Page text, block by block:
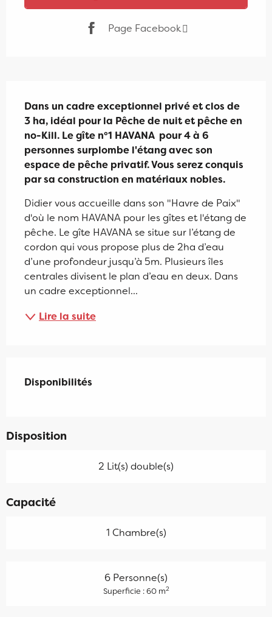
Page Facebook
Dans un cadre exceptionnel privé et clos de
3 ha, idéal pour la Pêche de nuit et pêche en
no-Kill. Le gîte n°1 HAVANA  pour 4 à 6
personnes surplombe l'étang avec son
espace de pêche privatif. Vous serez conquis
par sa construction en matériaux nobles.
Didier vous accueille dans son "Havre de Paix"
d'où le nom HAVANA pour les gîtes et l'étang de
pêche. Le gîte HAVANA se situe sur l’étang de
cordon qui vous propose plus de 2ha d’eau
d’une profondeur jusqu’à 5m. Plusieurs îles
centrales divisent le plan d’eau en deux. Dans
un cadre exceptionnel...
Lire la suite
Disponibilités
Disponibilités
Disposition
2 Lit(s) double(s)
Capacité
1 Chambre(s)
6 Personne(s)
Superficie : 60 m2